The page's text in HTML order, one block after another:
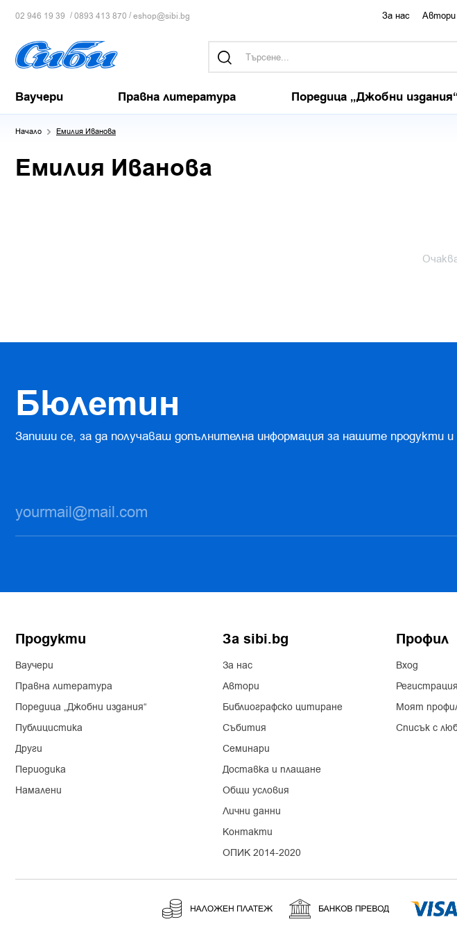
02 946 19 39 /0893 413 870 /eshop@sibi.bg За нас Автори
Ваучери Правна литература Поредица „Джобни
Начало Емилия Иванова
Емилия Иванова
Бюлетин
Запиши се, за да получаваш допълнителна информация за нашите продукти и
Продукти
Ваучери
Правна литература
Поредица „Джобни издания“
Публицистика
Други
Периодика
Намалени
За sibi.bg
За нас
Автори
Библиографско цитиране
Събития
Семинари
Доставка и плащане
Общи условия
Лични данни
Контакти
ОПИК 2014-2020
Профил
Вход
Регистрация
Моят
Списък с